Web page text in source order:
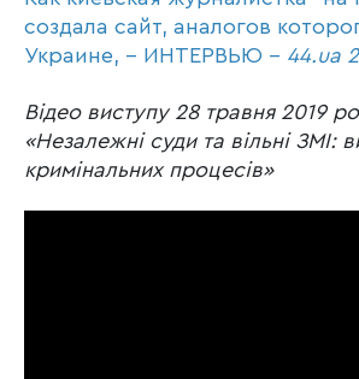
создала сайт, аналогов
Украине, – ИНТЕРВЬЮ – 44.ua
Відео виступу 28 травня 2019
«Незалежні суди та вільні ЗМІ:
кримінальних процесів»